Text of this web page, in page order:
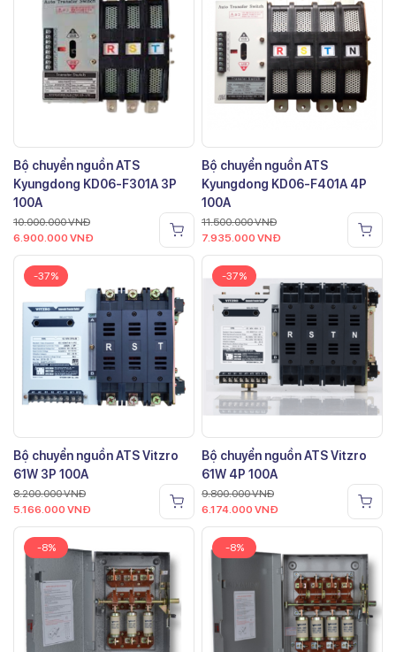
Bộ chuyển nguồn ATS
Kyungdong KD06-F301A 3P
100A
10.000.000VNĐ
6.900.000 VNĐ
Bộ chuyển nguồn ATS
Kyungdong KD06-F401A 4P
100A
11.500.000VNĐ
7.935.000 VNĐ
-37%
Bộ chuyển nguồn ATS Vitzro
61W 3P 100A
8.200.000VNĐ
5.166.000 VNĐ
-37%
Bộ chuyển nguồn ATS Vitzro
61W 4P 100A
9.800.000VNĐ
6.174.000 VNĐ
-8% -8%